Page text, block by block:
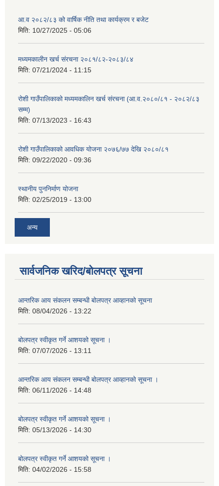
आ.व २०८२/८३ को वार्षिक नीति तथा कार्यक्रम र बजेट
मिति: 10/27/2025 - 05:06
मध्यमकालीन खर्च संरचना २०८१/८२-२०८३/८४
मिति: 07/21/2024 - 11:15
रोशी गाउँपालिकाको मध्यमकालिन खर्च संरचना (आ.व.२०८०/८१ - २०८२/८३
सम्म)
मिति: 07/13/2023 - 16:43
रोशी गाउँपालिकाको आवधिक योजना २०७६/७७ देखि २०८०/८१
मिति: 09/22/2020 - 09:36
स्थानीय पुननिर्माण योजना
मिति: 02/25/2019 - 13:00
अन्य
सार्वजनिक खरिद/बोलपत्र सूचना
आन्तरिक आय संकलन सम्बन्धी बोलपत्र आव्हानको सूचना
मिति: 08/04/2026 - 13:22
बोलपत्र स्वीकृत गर्ने आशयको सूचना ।
मिति: 07/07/2026 - 13:11
आन्तरिक आय संकलन सम्बन्धी बोलपत्र आव्हानको सूचना ।
मिति: 06/11/2026 - 14:48
बोलपत्र स्वीकृत गर्ने आशयको सूचना ।
मिति: 05/13/2026 - 14:30
बोलपत्र स्वीकृत गर्ने आशयको सूचना ।
मिति: 04/02/2026 - 15:58